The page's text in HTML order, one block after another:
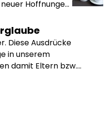
Hoffnungen
Diese Ausdrücke
in unserem
damit Eltern bzw.
oder gar nicht um